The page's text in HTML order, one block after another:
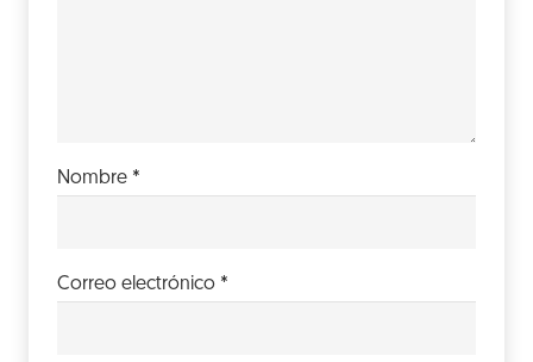
Nombre *
Correo electrónico *